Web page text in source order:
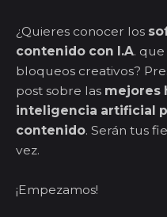
¿Quieres conocer los
contenido con I.A.
bloqueos creativos?
post sobre las mejores
inteligencia artificial
contenido. Serán tus
vez.
¡Empezamos!